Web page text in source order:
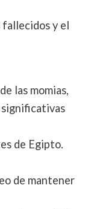
fallecidos y el
las momias,
de Egipto.
de mantener